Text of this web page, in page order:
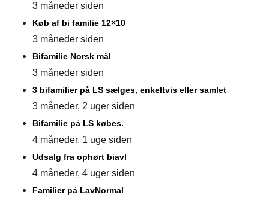
3 måneder siden
Køb af bi familie 12×10
3 måneder siden
Bifamilie Norsk mål
3 måneder siden
3 bifamilier på LS sælges, enkeltvis eller samlet
3 måneder, 2 uger siden
Bifamilie på LS købes.
4 måneder, 1 uge siden
Udsalg fra ophørt biavl
4 måneder, 4 uger siden
Familier på LavNormal